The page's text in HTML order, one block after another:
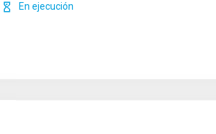
En ejecución